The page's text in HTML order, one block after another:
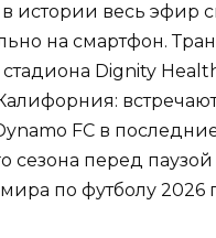
истории весь эфир
на смартфон.
Dignity
FC в
сезона перед паузой
по футболу 2026